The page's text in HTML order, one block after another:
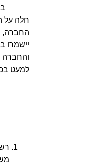
בעת
חלה על
החברה,
יישמרו
והחברה
למעט